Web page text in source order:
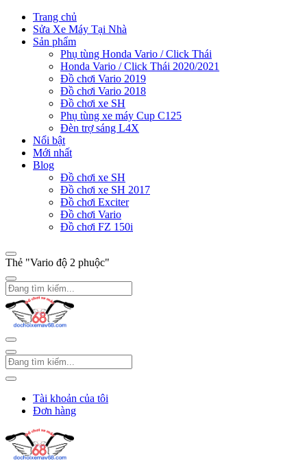
Trang chủ
Sửa Xe Máy Tại Nhà
Sản phẩm
Phụ tùng Honda Vario / Click Thái
Honda Vario / Click Thái 2020/2021
Đồ chơi Vario 2019
Đồ chơi Vario 2018
Đồ chơi xe SH
Phụ tùng xe máy Cup C125
Đèn trợ sáng L4X
Nổi bật
Mới nhất
Blog
Đồ chơi xe SH
Đồ chơi xe SH 2017
Đồ chơi Exciter
Đồ chơi Vario
Đồ chơi FZ 150i
Thẻ "Vario độ 2 phuộc"
Tài khoản của tôi
Đơn hàng